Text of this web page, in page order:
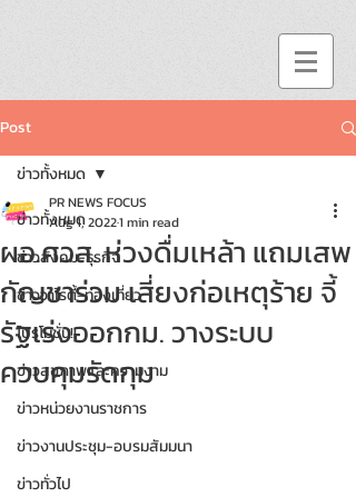
Post
ข่าวทั้งหมด
ข่าวสังคม-ธุรกิจ
ข่าววาไรตี้-ท่องเที่ยว
โปรโมชั่น!!
ข่าวสุขภาพและความงาม
ข่าวหน่วยงานราชการ
ข่าวงานประชุม-อบรมสัมมนา
ข่าวทั่วไป
ข่าวทั้งหมด
ผอ.ศวส. ห่วงดื่มเหล้า แถมเสพ
กัญชาร่วม เสี่ยงก่อเหตุร้าย จี้
รัฐเร่งออกกม. วางระบบ
ควบคุมรัดกุม
PR NEWS FOCUS
Aug 1, 20221 min read